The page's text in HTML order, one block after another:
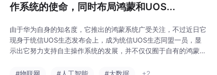
作系统的使命，同时布局鸿蒙和UOS...
由于华为自身的知名度，它推出的鸿蒙系统广受关注，不过近日它
现身于统信UOS生态发布会上，成为统信UOS生态同盟一员，显
示出它努力支持自主操作系统的发展，并不仅仅囿于自有的鸿蒙系
#物联网
#人工智能 #大数据 +2